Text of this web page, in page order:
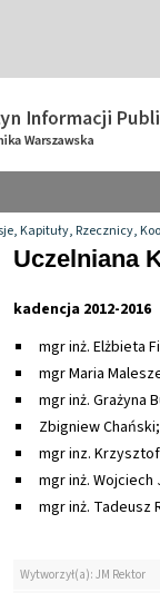
Kapituły, Rzecznicy,
Uczelniana
kadencja 2012-2016
mgr inż. Elżbieta
mgr Maria
mgr inż. Grażyna
Zbigniew Chański;
mgr inz.
mgr inż.
mgr inż. Tadeusz
Wytworzył(a): JM Rektor